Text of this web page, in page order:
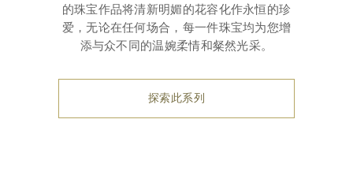
的珠宝作品将清新明媚的花容化作永恒的珍
爱，无论在任何场合，每一件珠宝均为您增
添与众不同的温婉柔情和粲然光采。
探索此系列